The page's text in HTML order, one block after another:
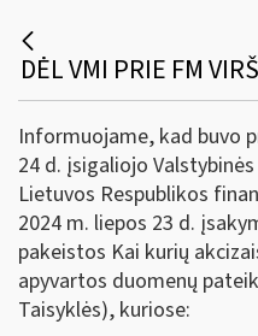
Informuojame, kad buvo
24 d. įsigaliojo
Lietuvos Respublikos
2024 m. liepos 23 d.
pakeistos Kai kurių
apyvartos duomenų
Taisyklės), kuriose: